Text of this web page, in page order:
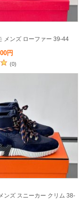
メンズ ローファー 39-44
円
(0)
ンズ スニーカー クリム 38-